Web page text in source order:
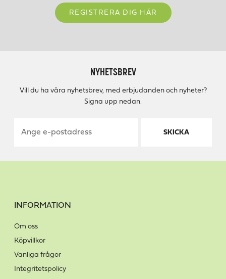
REGISTRERA DIG HÄR
NYHETSBREV
Vill du ha våra nyhetsbrev, med erbjudanden och nyheter?
Signa upp nedan.
SKICKA
INFORMATION
Om oss
Köpvillkor
Vanliga frågor
Integritetspolicy